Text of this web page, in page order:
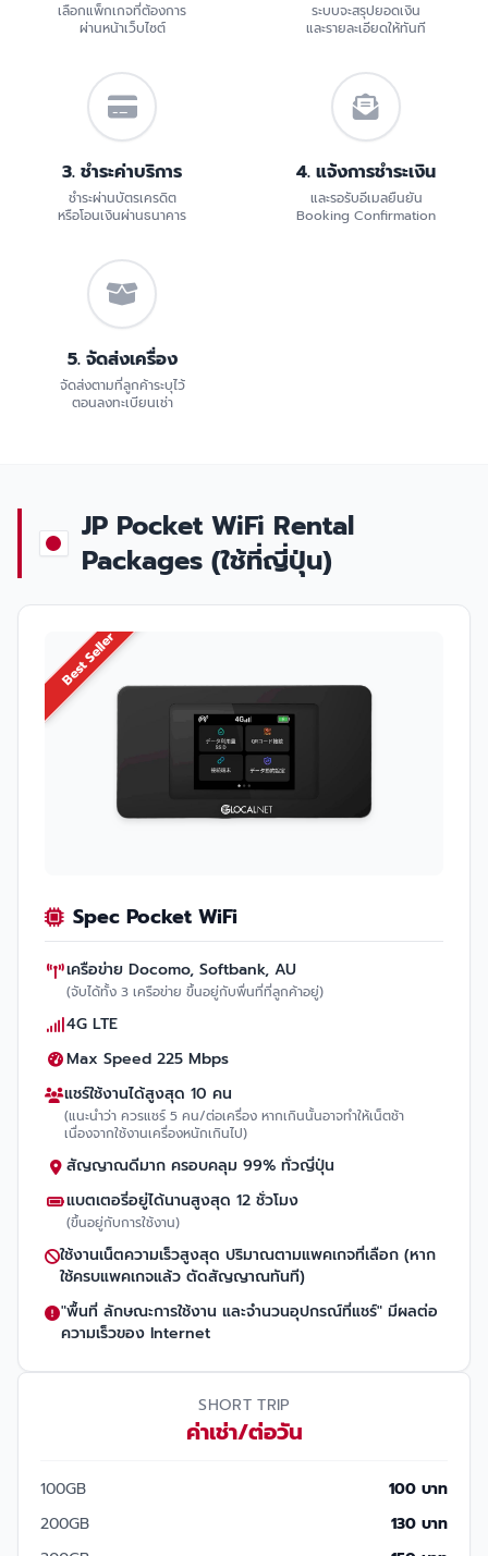
เลือกแพ็กเกจที่ต้องการ
ผ่านหน้าเว็บไซต์
ระบบจะสรุปยอดเงิน
และรายละเอียดให้ทันที
3. ชำระค่าบริการ
ชำระผ่านบัตรเครดิต
หรือโอนเงินผ่านธนาคาร
4. แจ้งการชำระเงิน
และรอรับอีเมลยืนยัน
Booking Confirmation
5. จัดส่งเครื่อง
จัดส่งตามที่ลูกค้าระบุไว้
ตอนลงทะเบียนเช่า
JP Pocket WiFi Rental
Packages (ใช้ที่ญี่ปุ่น)
Best Seller
Spec Pocket WiFi
เครือข่าย Docomo, Softbank, AU
(จับได้ทั้ง 3 เครือข่าย ขึ้นอยู่กับพื่นที่ที่ลูกค้าอยู่)
4G LTE
Max Speed 225 Mbps
แชร์ใช้งานได้สูงสุด 10 คน
(แนะนำว่า ควรแชร์ 5 คน/ต่อเครื่อง หากเกินนั้นอาจทำให้เน็ตช้า
เนื่องจากใช้งานเครื่องหนักเกินไป)
สัญญาณดีมาก ครอบคลุม 99% ทั่วญี่ปุ่น
แบตเตอรี่อยู่ได้นานสูงสุด 12 ชั่วโมง
(ขึ้นอยู่กับการใช้งาน)
ใช้งานเน็ตความเร็วสูงสุด ปริมาณตามแพคเกจที่เลือก (หาก
ใช้ครบแพคเกจแล้ว ตัดสัญญาณทันที)
"พื้นที่ ลักษณะการใช้งาน และจำนวนอุปกรณ์ที่แชร์" มีผลต่อ
ความเร็วของ Internet
SHORT TRIP
ค่าเช่า/ต่อวัน
100GB
100 บาท
200GB
130 บาท